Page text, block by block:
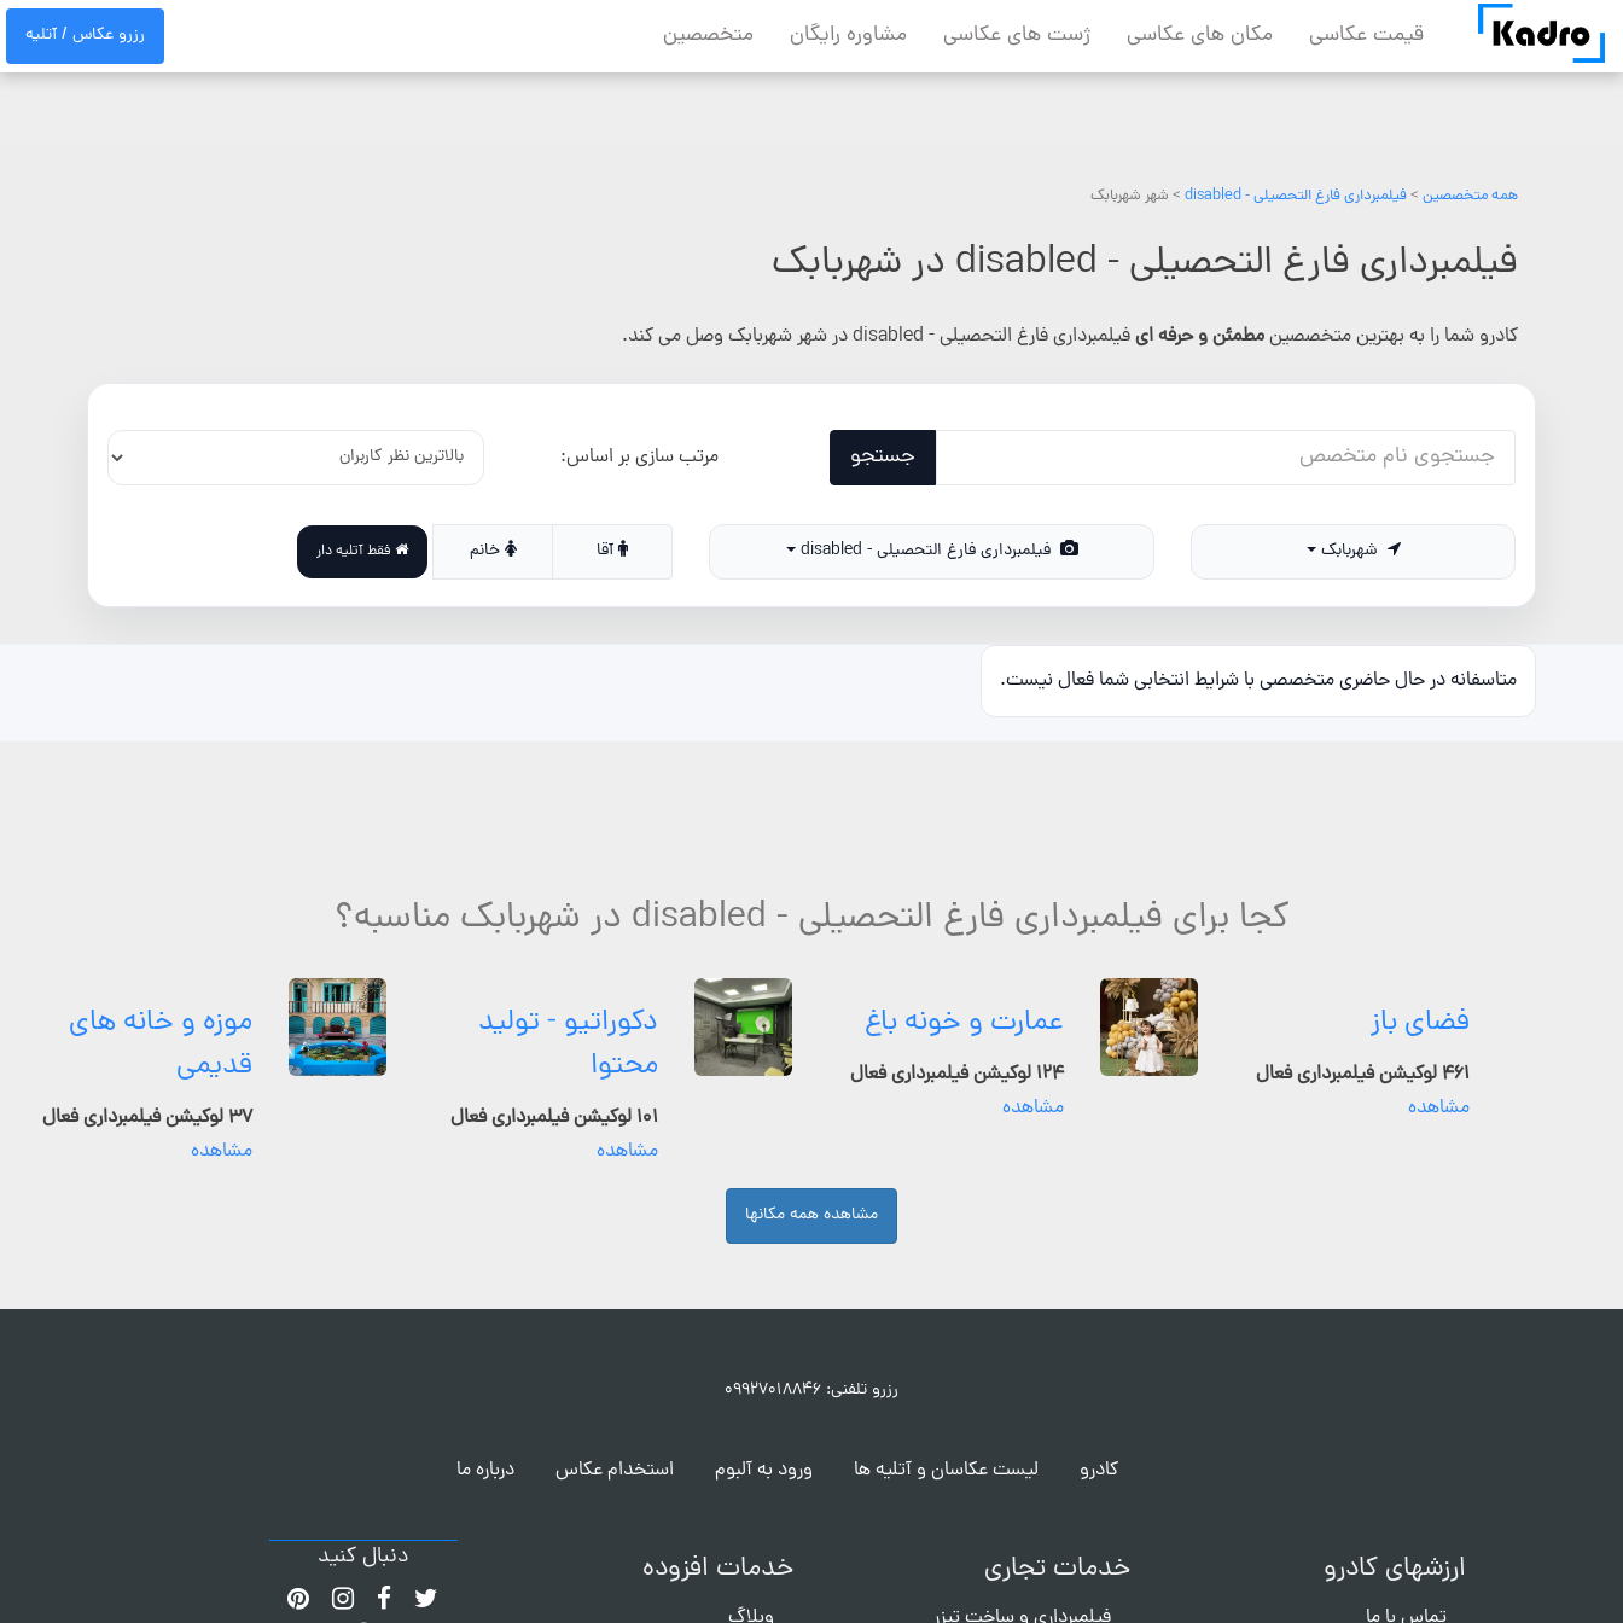
content
قیمت عکاسی مکان های عکاسی ژست های عکاسی مشاوره رایگان متخصصین رزرو عکاس / آتلیه
همه متخصصین >فیلمبرداری فارغ التحصیلی - disabled > شهر شهربابک
فیلمبرداری فارغ التحصیلی - disabled در شهربابک
کادرو شما را به بهترین متخصصینمطمئن و حرفه ایفیلمبرداری فارغ التحصیلی - disabled در شهر شهربابک وصل می کند.
جستجو مرتب سازی بر اساس:
فیلمبرداری فارغ التحصیلی - disabled آقا خانم فقط آتلیه دار
متاسفانه در حال حاضری متخصصی با شرایط انتخابی شما فعال نیست.
کجا برای فیلمبرداری فارغ التحصیلی - disabled در شهربابک مناسبه؟
فضای باز
۴۶۱ لوکیشن فیلمبرداری فعال
مشاهده
عمارت و خونه باغ
۱۲۴ لوکیشن فیلمبرداری فعال
مشاهده
دکوراتیو - تولید
محتوا
۱۰۱ لوکیشن فیلمبرداری فعال
مشاهده
موزه و خانه های
قدیمی
۳۷ لوکیشن فیلمبرداری فعال
مشاهده
مشاهده همه مکانها
رزرو تلفنی: ۰۹۹۲۷۰۱۸۸۴۶
کادرو لیست عکاسان و آتلیه ها ورود به آلبوم استخدام عکاس درباره ما
ارزشهای کادرو خدمات تجاری خدمات افزوده دنبال کنید